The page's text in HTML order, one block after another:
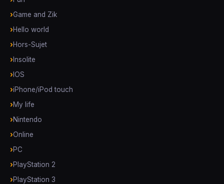
Game and Zik
Hello world
Hors-Sujet
Insolite
IOS
iPhone/iPod touch
My life
Nintendo
Online
PC
PlayStation 2
PlayStation 3